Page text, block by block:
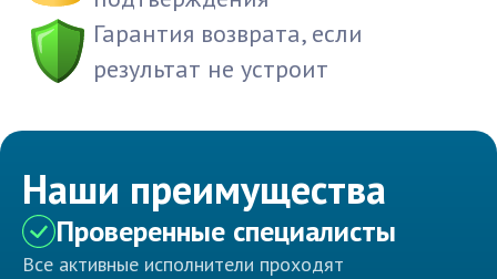
Гарантия возврата, если
результат не устроит
Наши преимущества
Проверенные специалисты
Все активные исполнители проходят